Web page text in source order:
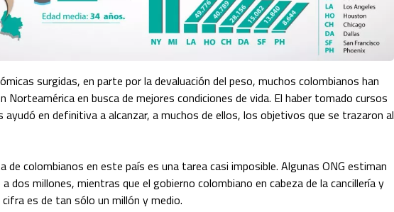
surgidas, en parte por la devaluación del peso, muchos colombianos han
Norteamérica en busca de mejores condiciones de vida. El haber tomado cursos
ayudó en definitiva a alcanzar, a muchos de ellos, los objetivos que se trazaron al
de colombianos en este país es una tarea casi imposible. Algunas ONG estiman
dos millones, mientras que el gobierno colombiano en cabeza de la cancillería y
es de tan sólo un millón y medio.